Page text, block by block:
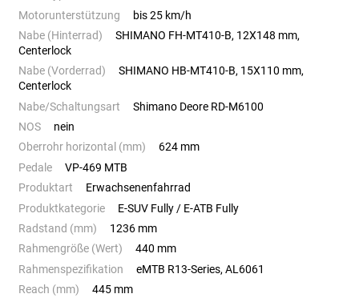
Motorunterstützung
bis 25 km/h
Nabe (Hinterrad)
SHIMANO FH-MT410-B, 12X148 mm,
Centerlock
Nabe (Vorderrad)
SHIMANO HB-MT410-B, 15X110 mm,
Centerlock
Nabe/Schaltungsart
Shimano Deore RD-M6100
NOS
nein
Oberrohr horizontal (mm)
624 mm
Pedale
VP-469 MTB
Produktart
Erwachsenenfahrrad
Produktkategorie
E-SUV Fully / E-ATB Fully
Radstand (mm)
1236 mm
Rahmengröße (Wert)
440 mm
Rahmenspezifikation
eMTB R13-Series, AL6061
Reach (mm)
445 mm